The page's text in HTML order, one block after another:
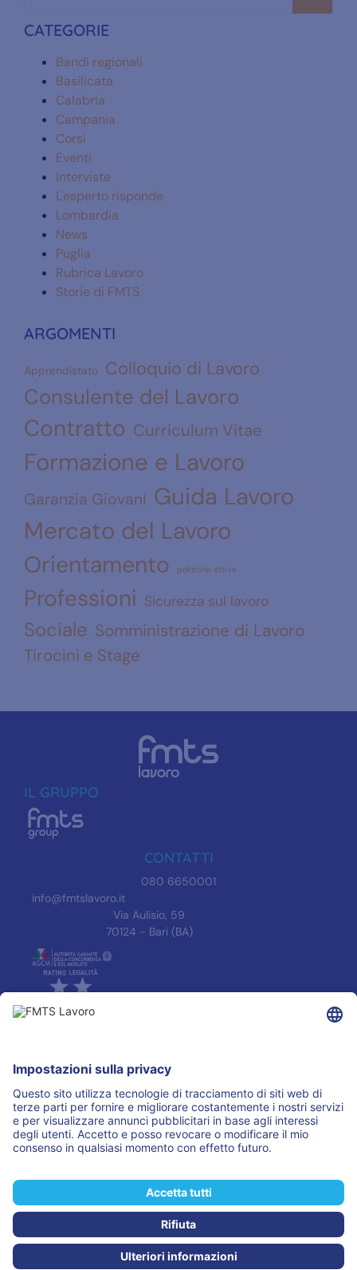
CATEGORIE
Bandi regionali
Basilicata
Calabria
Campania
Corsi
Eventi
Interviste
L'esperto risponde
Lombardia
News
Puglia
Rubrica Lavoro
Storie di FMTS
ARGOMENTI
Apprendistato Colloquio di Lavoro
Consulente del Lavoro
Contratto Curriculum Vitae
Formazione e Lavoro
Garanzia Giovani Guida Lavoro
Mercato del Lavoro
Orientamento politiche attive
Professioni Sicurezza sul lavoro
Sociale Somministrazione di Lavoro
Tirocini e Stage
IL GRUPPO
CONTATTI
080 6650001
info@fmtslavoro.it
Via Aulisio, 59
70124 - Bari (BA)
Accreditamenti
ASSOCIAZIONI
I PARTNER
© 2025 FMTS Lavoro S.r.l.(Aut. Min. R. 0000002 del 05.01.2021)